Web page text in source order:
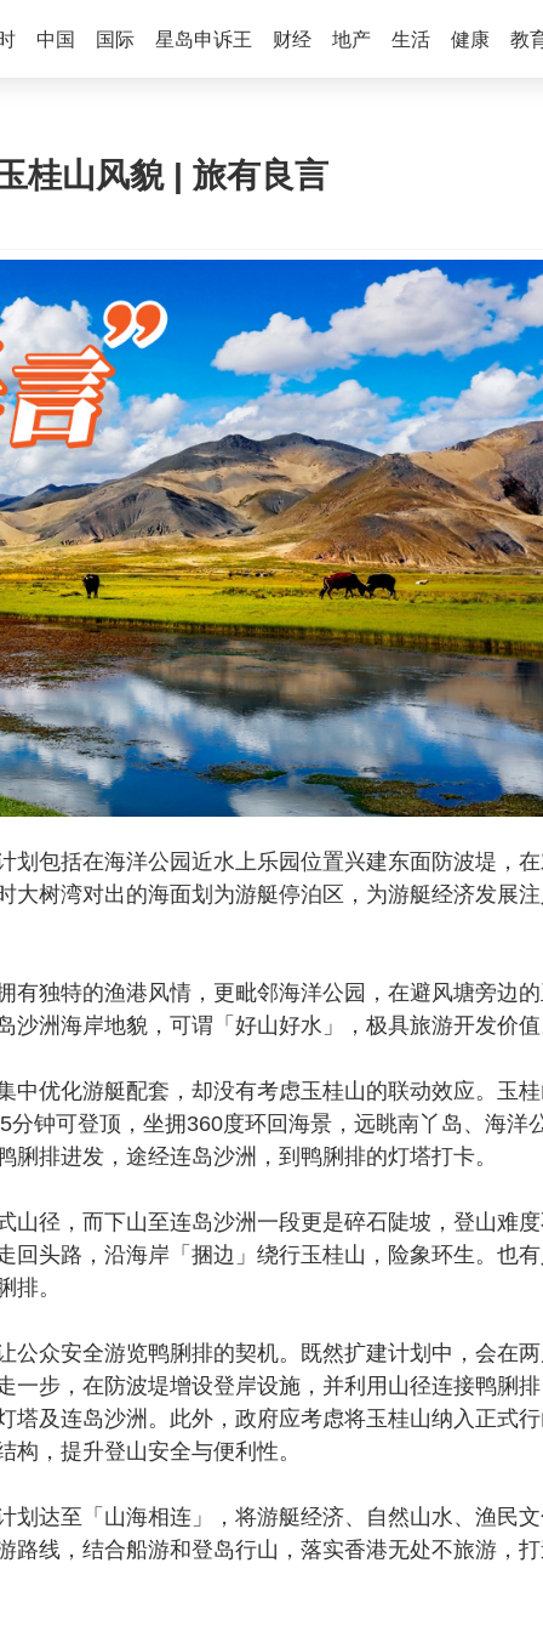
中国 国际 星岛申诉王 财经 地产 生活 健康 教
桂山风貌 | 旅有良言
括在海洋公园近水上乐园位置兴建东面防波堤，
大树湾对出的海面划为游艇停泊区，为游艇经济发展
特的渔港风情，更毗邻海洋公园，在避风塘旁边
沙洲海岸地貌，可谓「好山好水」，极具旅游开发价
化游艇配套，却没有考虑玉桂山的联动效应。玉
钟可登顶，坐拥360度环回海景，远眺南丫岛、海洋
排进发，途经连岛沙洲，到鸭脷排的灯塔打卡。
，而下山至连岛沙洲一段更是碎石陡坡，登山难
回头路，沿海岸「捆边」绕行玉桂山，险象环生。也
排。
安全游览鸭脷排的契机。既然扩建计划中，会在
一步，在防波堤增设登岸设施，并利用山径连接鸭脷
塔及连岛沙洲。此外，政府应考虑将玉桂山纳入正式
，提升登山安全与便利性。
至「山海相连」，将游艇经济、自然山水、渔民
路线，结合船游和登岛行山，落实香港无处不旅游，